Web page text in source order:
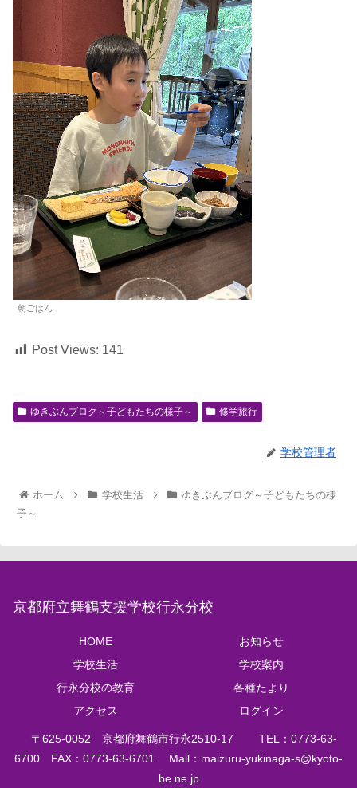
朝ごはん
Post Views: 141
ゆきぶんブログ～子どもたちの様子～ 修学旅行
学校管理者
ホーム 学校生活
ゆきぶんブログ～子どもたちの様
子～
京都府立舞鶴支援学校行永分校
HOME
お知らせ
学校生活
学校案内
行永分校の教育
各種たより
アクセス
ログイン
〒625‐0052 京都府舞鶴市行永2510‐17 TEL：0773‐63‐
6700 FAX：0773-63-6701 Mail： maizuru-yukinaga-s@kyoto-
be.ne.jp